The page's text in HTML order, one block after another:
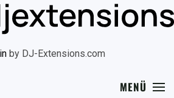
by DJ-Extensions.com
MENÜ